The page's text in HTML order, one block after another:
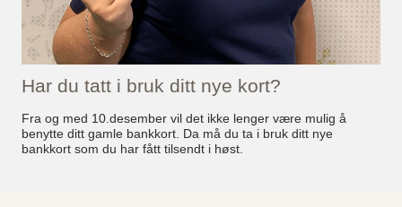
Har du tatt i bruk ditt nye kort?
Fra og med 10.desember vil det ikke lenger være mulig å
benytte ditt gamle bankkort. Da må du ta i bruk ditt nye
bankkort som du har fått tilsendt i høst.